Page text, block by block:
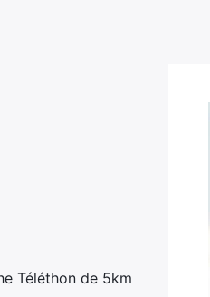
Téléthon de 5km